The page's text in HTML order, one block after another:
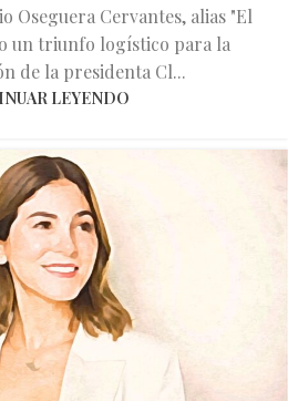
Oseguera Cervantes, alias "El
un triunfo logístico para la
de la presidenta Cl...
LEYENDO